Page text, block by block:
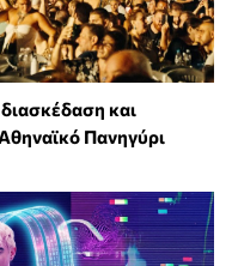
και
Πανηγύρι